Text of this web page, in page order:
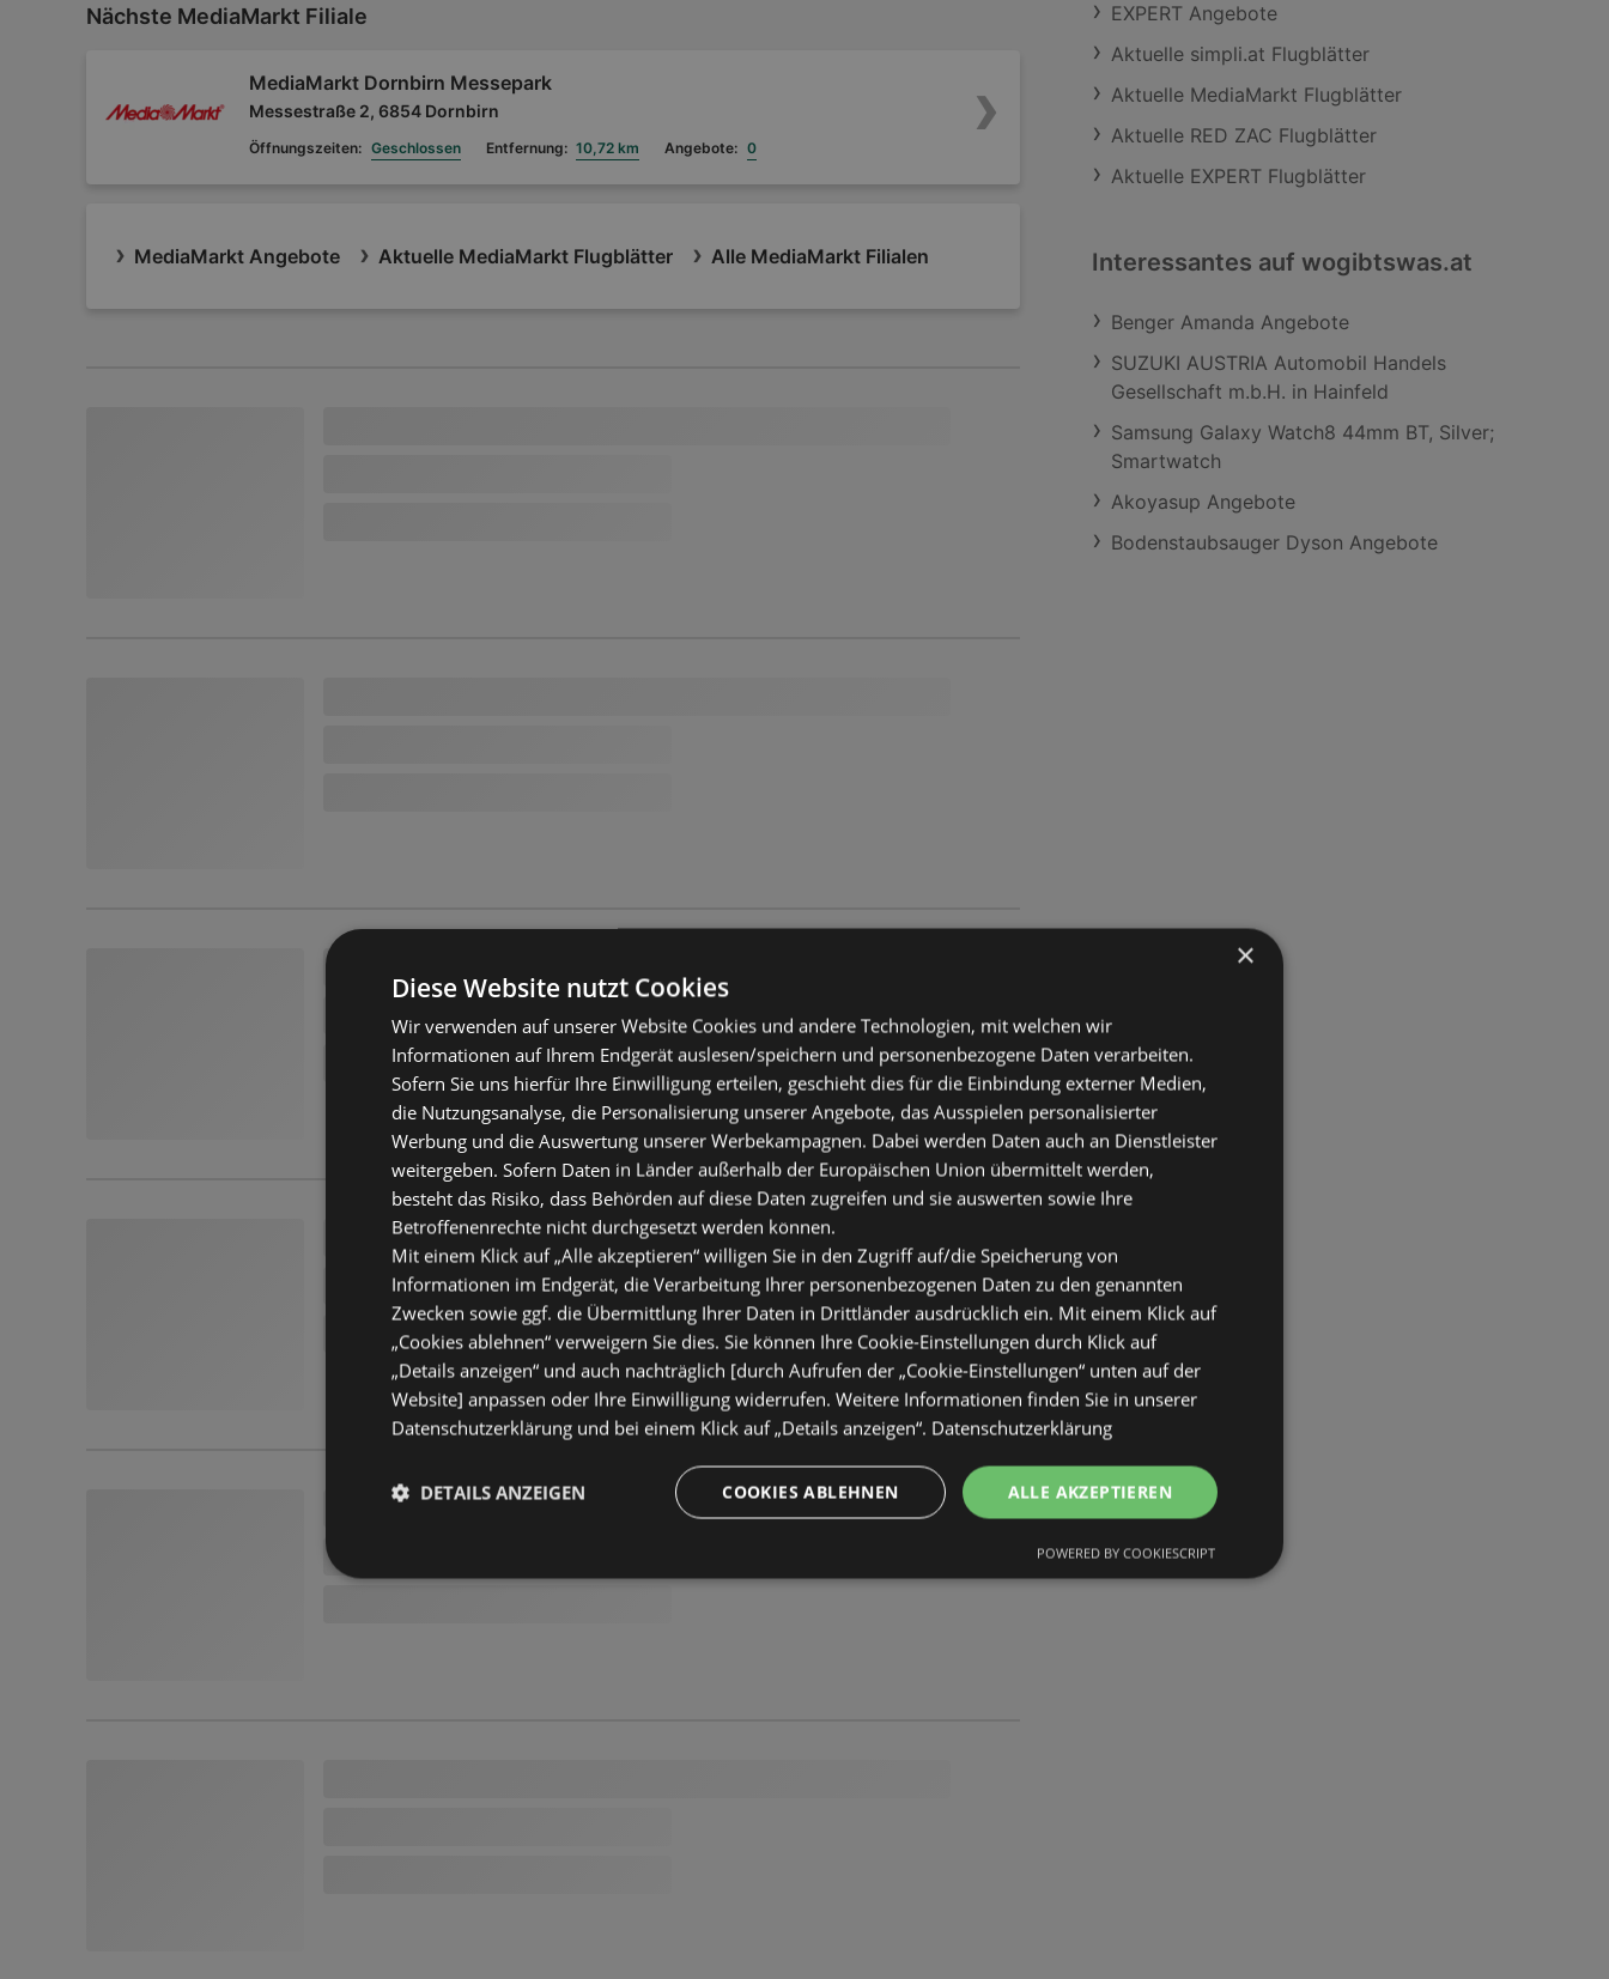
Nächste MediaMarkt Filiale
MediaMarkt Dornbirn Messepark
Messestraße 2, 6854 Dornbirn
Öffnungszeiten: Geschlossen Entfernung: 10,72 km Angebote: 0
MediaMarkt Angebote Aktuelle MediaMarkt Flugblätter Alle MediaMarkt Filialen
EXPERT Angebote
Aktuelle simpli.at Flugblätter
Aktuelle MediaMarkt Flugblätter
Aktuelle RED ZAC Flugblätter
Aktuelle EXPERT Flugblätter
Interessantes auf wogibtswas.at
Benger Amanda Angebote
SUZUKI AUSTRIA Automobil Handels
Gesellschaft m.b.H. in Hainfeld
Samsung Galaxy Watch8 44mm BT, Silver;
Smartwatch
Akoyasup Angebote
Bodenstaubsauger Dyson Angebote
×
Diese Website nutzt Cookies
Wir verwenden auf unserer Website Cookies und andere Technologien, mit welchen wir
Informationen auf Ihrem Endgerät auslesen/speichern und personenbezogene Daten verarbeiten.
Sofern Sie uns hierfür Ihre Einwilligung erteilen, geschieht dies für die Einbindung externer Medien,
die Nutzungsanalyse, die Personalisierung unserer Angebote, das Ausspielen personalisierter
Werbung und die Auswertung unserer Werbekampagnen. Dabei werden Daten auch an Dienstleister
weitergeben. Sofern Daten in Länder außerhalb der Europäischen Union übermittelt werden,
besteht das Risiko, dass Behörden auf diese Daten zugreifen und sie auswerten sowie Ihre
Betroffenenrechte nicht durchgesetzt werden können.
Mit einem Klick auf „Alle akzeptieren“ willigen Sie in den Zugriff auf/die Speicherung von
Informationen im Endgerät, die Verarbeitung Ihrer personenbezogenen Daten zu den genannten
Zwecken sowie ggf. die Übermittlung Ihrer Daten in Drittländer ausdrücklich ein. Mit einem Klick auf
„Cookies ablehnen“ verweigern Sie dies. Sie können Ihre Cookie-Einstellungen durch Klick auf
„Details anzeigen“ und auch nachträglich [durch Aufrufen der „Cookie-Einstellungen“ unten auf der
Website] anpassen oder Ihre Einwilligung widerrufen. Weitere Informationen finden Sie in unserer
Datenschutzerklärung und bei einem Klick auf „Details anzeigen“. Datenschutzerklärung
ALLE AKZEPTIEREN
COOKIES ABLEHNEN
DETAILS ANZEIGEN
POWERED BY COOKIESCRIPT